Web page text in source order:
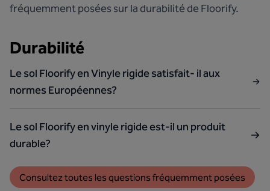
fréquemment posées sur la durabilité de Floorify.
Durabilité
Le sol Floorify en Vinyle rigide satisfait- il aux
normes Européennes?
Le sol Floorify en vinyle rigide est-il un produit
durable?
Consultez toutes les questions fréquemment posées